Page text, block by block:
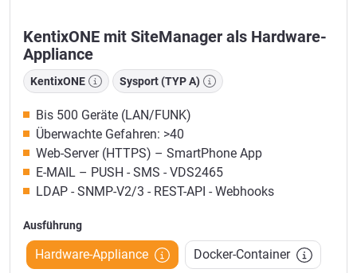
KentixONE mit SiteManager als Hardware-
Appliance
KentixONE Sysport (TYP A)
Bis 500 Geräte (LAN/FUNK)
Überwachte Gefahren: >40
Web-Server (HTTPS) – SmartPhone App
E-MAIL – PUSH - SMS - VDS2465
LDAP - SNMP-V2/3 - REST-API - Webhooks
Ausführung
Hardware-Appliance Docker-Container